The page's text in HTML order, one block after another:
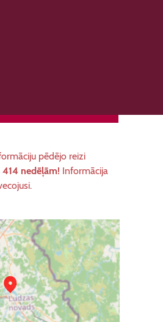
pēdējo reizi
414 nedēļām! Informācija